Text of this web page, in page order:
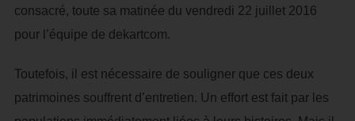
consacré, toute sa matinée du vendredi 22 juillet 2016
pour l’équipe de dekartcom.
Toutefois, il est nécessaire de souligner que ces deux
patrimoines souffrent d’entretien. Un effort est fait par les